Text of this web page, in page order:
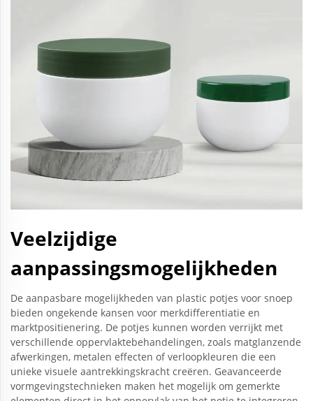
Veelzijdige
aanpassingsmogelijkheden
De aanpasbare mogelijkheden van plastic potjes voor snoep
bieden ongekende kansen voor merkdifferentiatie en
marktpositienering. De potjes kunnen worden verrijkt met
verschillende oppervlaktebehandelingen, zoals matglanzende
afwerkingen, metalen effecten of verloopkleuren die een
unieke visuele aantrekkingskracht creëren. Geavanceerde
vormgevingstechnieken maken het mogelijk om gemerkte